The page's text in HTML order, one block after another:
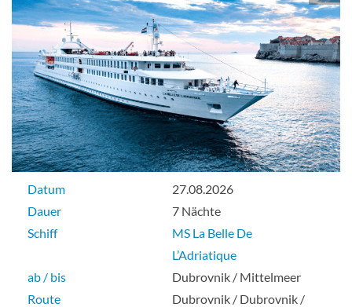
Datum
27.08.2026
Dauer
7 Nächte
Schiff
MS La Belle De
L’Adriatique
ab / bis
Dubrovnik / Mittelmeer
Route
Dubrovnik / Dubrovnik /